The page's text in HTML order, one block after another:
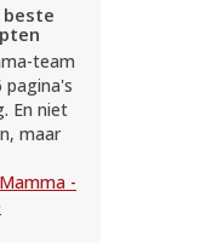
beste
team
pagina's
En niet
maar
-